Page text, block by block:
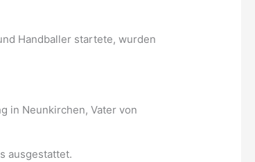
Handballer startete, wurden
in Neunkirchen, Vater von
ausgestattet.